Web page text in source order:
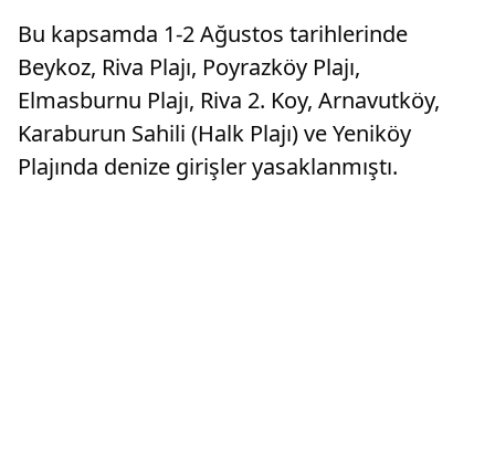
Bu kapsamda 1-2 Ağustos tarihlerinde
Beykoz, Riva Plajı, Poyrazköy Plajı,
Elmasburnu Plajı, Riva 2. Koy, Arnavutköy,
Karaburun Sahili (Halk Plajı) ve Yeniköy
Plajında denize girişler yasaklanmıştı.